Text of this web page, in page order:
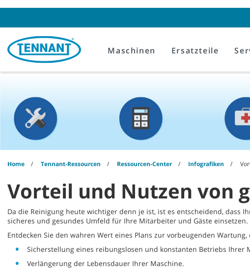
Maschinen Ersatzteile
Home Tennant-Ressourcen Ressourcen-Center Infografiken
Vorteil und Nutzen von
Da die Reinigung heute wichtiger denn je ist, ist es entscheidend, dass
sicheres und gesundes Umfeld für Ihre Mitarbeiter und Gäste einsetzen.
Entdecken Sie den wahren Wert eines Plans zur vorbeugenden
Sicherstellung eines reibungslosen und konstanten Betriebs Ihrer
Verlängerung der Lebensdauer Ihrer Maschine.